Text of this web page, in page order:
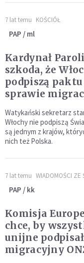
7 lat temu KOŚCIÓŁ
PAP / ml
Kardynał
szkoda, że
podpiszą
sprawie
Watykański sekretarz
Włochy nie podpiszą
są jednym z krajów,
nich też Polska.
7 lat temu WIADOMOŚCI ZE
PAP / kk
Komisja
chce, by
unijne
migracyjny